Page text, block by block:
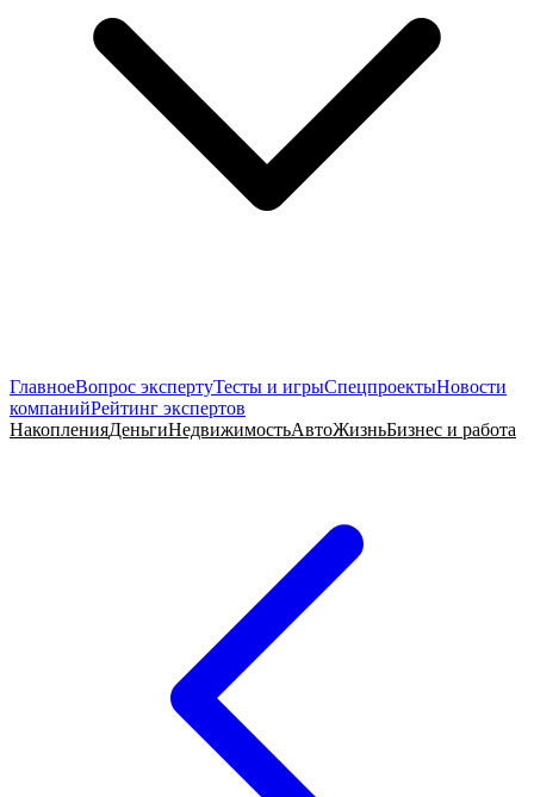
ГлавноеВопрос экспертуТесты и игрыСпецпроектыНовости
компанийРейтинг экспертов
НакопленияДеньгиНедвижимостьАвтоЖизньБизнес и работа